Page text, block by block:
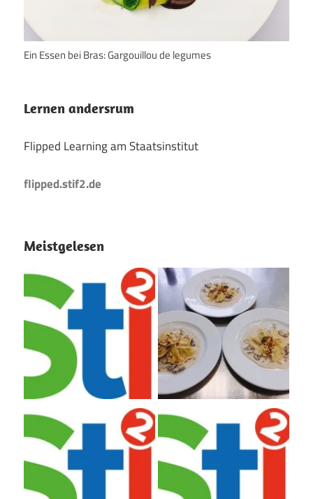
Ein Essen bei Bras: Gargouillou de legumes
Lernen andersrum
Flipped Learning am Staatsinstitut
flipped.stif2.de
Meistgelesen